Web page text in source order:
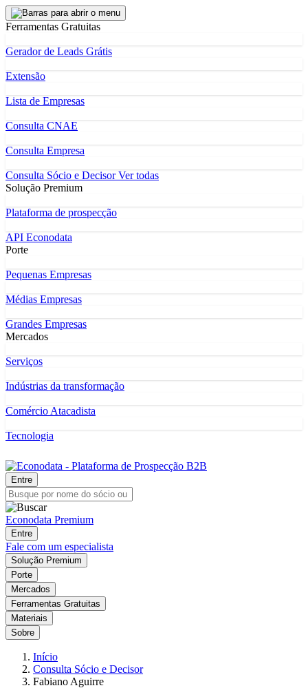
Ferramentas Gratuitas
Gerador de Leads Grátis
Extensão
Lista de Empresas
Consulta CNAE
Consulta Empresa
Consulta Sócio e DecisorVer todas
Solução Premium
Plataforma de prospecção
API Econodata
Porte
Pequenas Empresas
Médias Empresas
Grandes Empresas
Mercados
Serviços
Indústrias da transformação
Comércio Atacadista
Tecnologia
Entre
Econodata Premium
Entre
Fale com um especialista
Solução Premium
Porte
Mercados
Ferramentas Gratuitas
Materiais
Sobre
Início
Consulta Sócio e Decisor
Fabiano Aguirre